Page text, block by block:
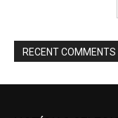
RECENT COMMENTS